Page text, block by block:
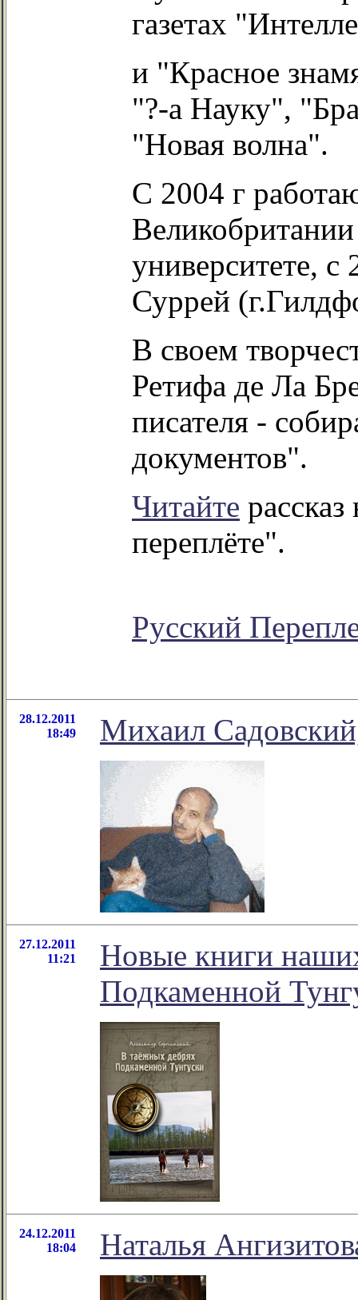
газетах
и "Красное
"?-а Науку",
"Новая волна".
С 2004 г
университете, с
Суррей
В своем
Ретифа де Ла
писателя -
документов".
Читайте
переплёте".
Русский
28.12.2011
18:49
Михаил
27.12.2011
11:21
Новые книги
Подкаменной
24.12.2011
18:04
Наталья